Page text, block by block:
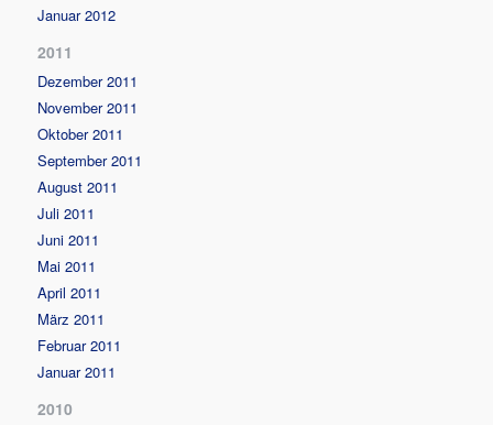
Januar 2012
2011
Dezember 2011
November 2011
Oktober 2011
September 2011
August 2011
Juli 2011
Juni 2011
Mai 2011
April 2011
März 2011
Februar 2011
Januar 2011
2010